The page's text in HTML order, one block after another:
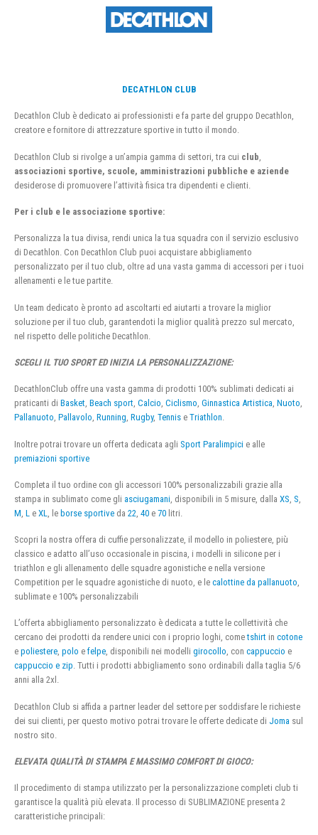
DECATHLON CLUB
Decathlon Club è dedicato ai professionisti e fa parte del gruppo Decathlon,
creatore e fornitore di attrezzature sportive in tutto il mondo.
Decathlon Club si rivolge a un’ampia gamma di settori, tra cui club
associazioni sportive, scuole, amministrazioni pubbliche e aziende
desiderose di promuovere l’attività fisica tra dipendenti e clienti.
Per i club e le associazione sportive:
Personalizza la tua divisa, rendi unica la tua squadra con il servizio esclusivo
di Decathlon. Con Decathlon Club puoi acquistare abbigliamento
personalizzato per il tuo club, oltre ad una vasta gamma di accessori per i tuoi
allenamenti e le tue partite.
Un team dedicato è pronto ad ascoltarti ed aiutarti a trovare la miglior
soluzione per il tuo club, garantendoti la miglior qualità prezzo sul mercato,
nel rispetto delle politiche Decathlon.
SCEGLI IL TUO SPORT ED INIZIA LA PERSONALIZZAZIONE:
DecathlonClub offre una vasta gamma di prodotti 100% sublimati dedicati ai
praticanti di Basket, Beach sport, Calcio, Ciclismo, Ginnastica Artistica, Nuoto,
Pallanuoto, Pallavolo, Running, Rugby, Tennis e Triathlon.
Inoltre potrai trovare un offerta dedicata agli Sport Paralimpici e alle
premiazioni sportive
Completa il tuo ordine con gli accessori 100% personalizzabili grazie alla
stampa in sublimato come gli asciugamani , disponibili in 5 misure, dalla XS S
M L e XL , le borse sportive da 22 40 e 70 litri.
Scopri la nostra offera di cuffie personalizzate, il modello in poliestere, più
classico e adatto all’uso occasionale in piscina, i modelli in silicone per i
triathlon e gli allenamento delle squadre agonistiche e nella versione
Competition per le squadre agonistiche di nuoto, e le calottine da pallanuoto,
sublimate e 100% personalizzabili
L’offerta abbigliamento personalizzato è dedicata a tutte le collettività che
cercano dei prodotti da rendere unici con i proprio loghi, cometshirt in cotone
e poliestere, polo e felpe, disponibili nei modelli girocollo, con cappuccio e
cappuccio e zip. Tutti i prodotti abbigliamento sono ordinabili dalla taglia 5/6
anni alla 2xl.
Decathlon Club si affida a partner leader del settore per soddisfare le richieste
dei sui clienti, per questo motivo potrai trovare le offerte dedicate di Joma sul
nostro sito.
ELEVATA QUALITÀ DI STAMPA E MASSIMO COMFORT DI GIOCO:
Il procedimento di stampa utilizzato per la personalizzazione completi club ti
garantisce la qualità più elevata. Il processo di SUBLIMAZIONE presenta 2
caratteristiche principali: